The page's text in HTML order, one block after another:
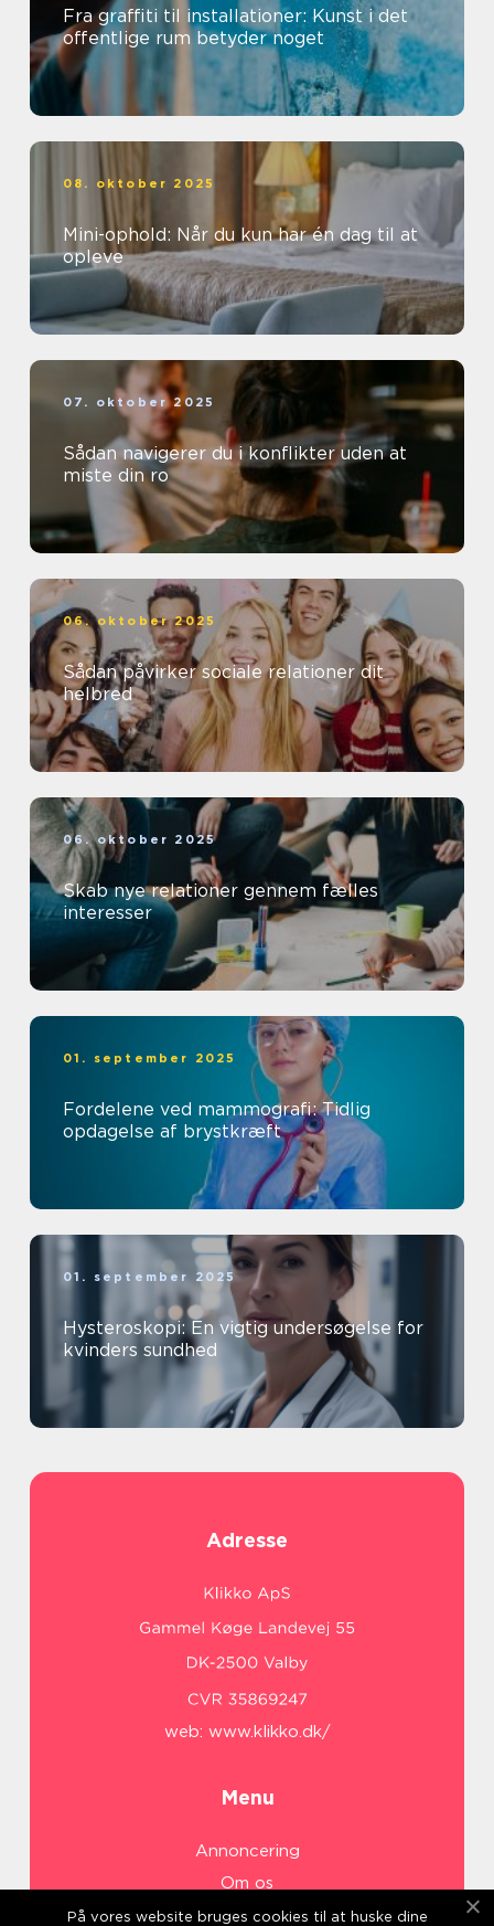
Fra graffiti til installationer: Kunst i det
offentlige rum betyder noget
08. oktober 2025
Mini-ophold: Når du kun har én dag til at
opleve
07. oktober 2025
Sådan navigerer du i konflikter uden at
miste din ro
06. oktober 2025
Sådan påvirker sociale relationer dit
helbred
06. oktober 2025
Skab nye relationer gennem fælles
interesser
01. september 2025
Fordelene ved mammografi: Tidlig
opdagelse af brystkræft
01. september 2025
Hysteroskopi: En vigtig undersøgelse for
kvinders sundhed
Adresse
web: www.klikko.dk/
Menu
Annoncering
Om os
Cookies
På vores website bruges cookies til at huske dine